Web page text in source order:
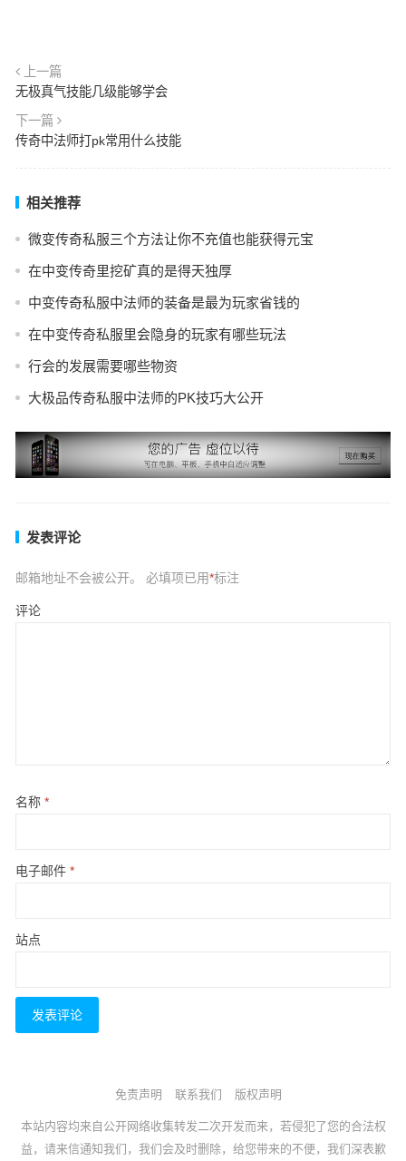
上一篇
无极真气技能几级能够学会
下一篇
传奇中法师打pk常用什么技能
相关推荐
微变传奇私服三个方法让你不充值也能获得元宝
在中变传奇里挖矿真的是得天独厚
中变传奇私服中法师的装备是最为玩家省钱的
在中变传奇私服里会隐身的玩家有哪些玩法
行会的发展需要哪些物资
大极品传奇私服中法师的PK技巧大公开
发表评论
邮箱地址不会被公开。 必填项已用*标注
评论
名称 *
电子邮件 *
站点
免责声明 联系我们 版权声明
本站内容均来自公开网络收集转发二次开发而来，若侵犯了您的合法权
益，请来信通知我们，我们会及时删除，给您带来的不便，我们深表歉